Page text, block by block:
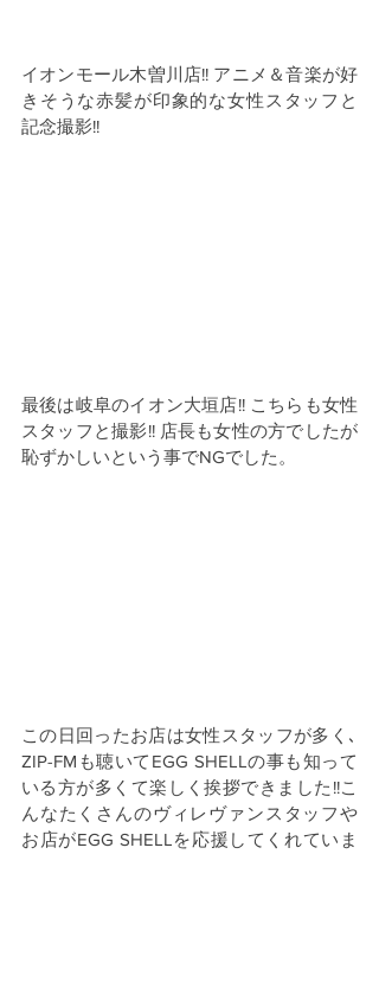
イオンモール木曽川店!! アニメ＆音楽が好
きそうな赤髪が印象的な女性スタッフと
記念撮影!!
最後は岐阜のイオン大垣店!! こちらも女性
スタッフと撮影!! 店長も女性の方でしたが
恥ずかしいという事でNGでした。
この日回ったお店は女性スタッフが多く､
ZIP-FMも聴いてEGG SHELLの事も知って
いる方が多くて楽しく挨拶できました!!こ
んなたくさんのヴィレヴァンスタッフや
お店がEGG SHELLを応援してくれていま